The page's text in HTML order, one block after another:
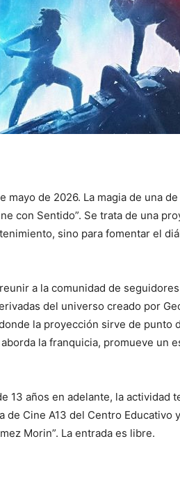
mayo de 2026. La magia de una
con Sentido”. Se trata de una
sino para fomentar el
a la comunidad de
del universo creado por
la proyección sirve de punto
la franquicia, promueve un
13 años en adelante, la actividad
de Cine A13 del Centro Educativo
Morin”. La entrada es libre.